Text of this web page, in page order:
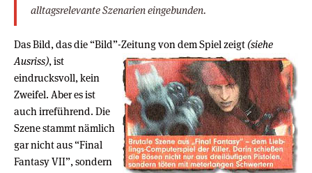
alltagsrelevante Szenarien eingebunden.
Das Bild, das die “Bild”-Zeitung von dem Spiel zeigt (siehe
Ausriss), ist
eindrucksvoll, kein
Zweifel. Aber es ist
auch irreführend. Die
Szene stammt nämlich
gar nicht aus “Final
Fantasy VII”, sondern